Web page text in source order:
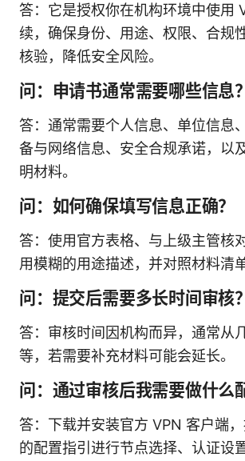
答：它是授权你在机构环境中使用
续，确保身份、用途、权限、合规
核验，降低安全风险。
问：申请书通常需要哪些信息？
答：通常需要个人信息、单位信息
备与网络信息、安全合规承诺，以
明材料。
问：如何确保填写信息正确？
答：使用官方表格、与上级主管核
用模糊的用途描述，并对照材料清
问：提交后需要多长时间审核？
答：审核时间因机构而异，通常从
等，若需要补充材料可能会延长。
问：通过审核后我需要做什么
答：下载并安装官方 VPN 客户端
的配置指引进行节点选择、认证设